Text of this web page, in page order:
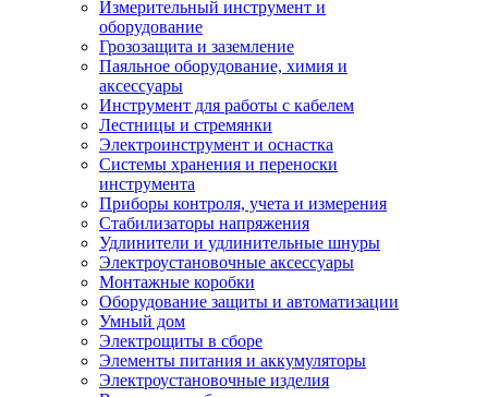
Измерительный инструмент и
оборудование
Грозозащита и заземление
Паяльное оборудование, химия и
аксессуары
Инструмент для работы с кабелем
Лестницы и стремянки
Электроинструмент и оснастка
Системы хранения и переноски
инструмента
Приборы контроля, учета и измерения
Стабилизаторы напряжения
Удлинители и удлинительные шнуры
Электроустановочные аксессуары
Монтажные коробки
Оборудование защиты и автоматизации
Умный дом
Электрощиты в сборе
Элементы питания и аккумуляторы
Электроустановочные изделия